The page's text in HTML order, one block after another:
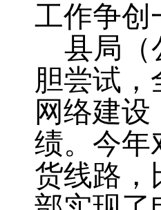
工作争创
县局（
胆尝试
网络建设
绩。 今年
货线路 ，